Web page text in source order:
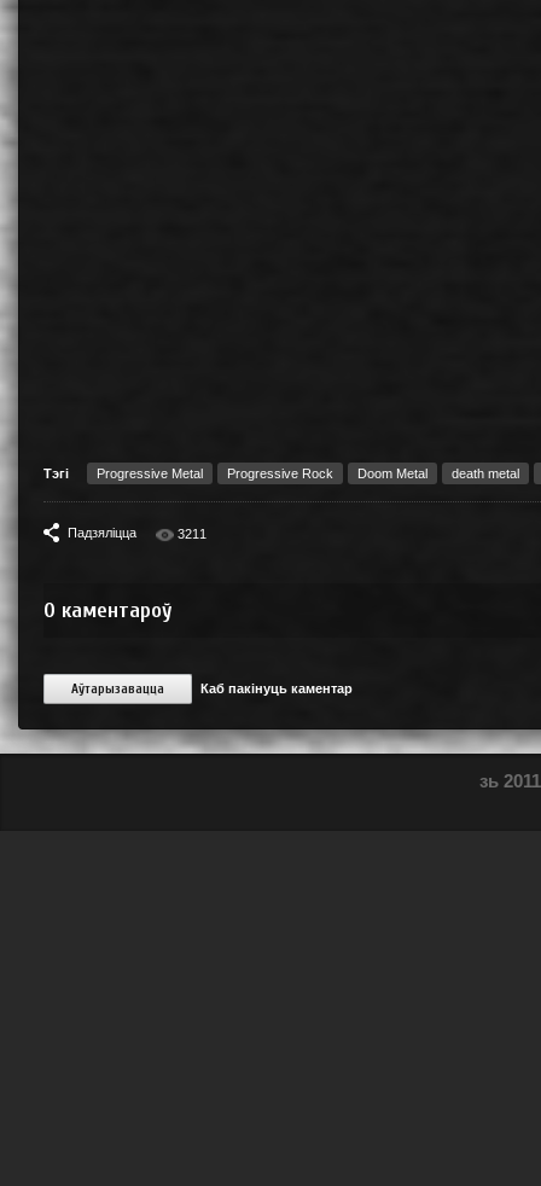
Тэгі Progressive Metal Progressive Rock Doom Metal death metal
Падзяліцца 3211
0 каментароў
Аўтарызавацца Каб пакінуць каментар
зь 2011